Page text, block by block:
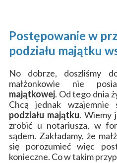
Postępowanie w
podziału majątku
No dobrze, doszliśmy
małżonkowie nie
majątkowej. Od tego dnia
Chcą jednak
podziału majątku. Wiemy
zrobić u notariusza, w
sądem. Zakładamy, że
się porozumieć więc
konieczne. Co w takim